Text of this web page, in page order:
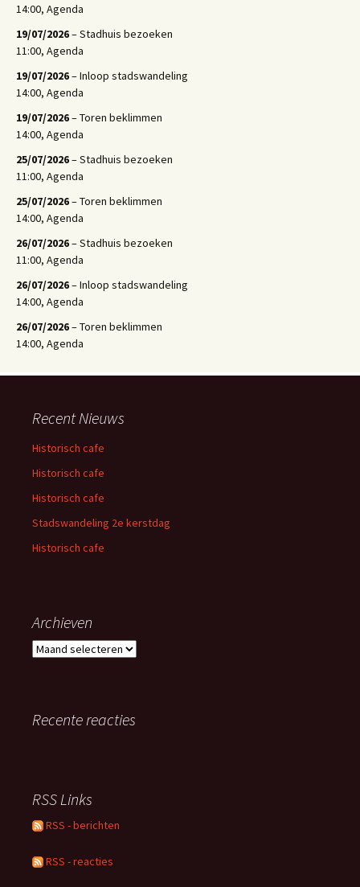
14:00, Agenda
19/07/2026– Stadhuis bezoeken
11:00, Agenda
19/07/2026– Inloop stadswandeling
14:00, Agenda
19/07/2026– Toren beklimmen
14:00, Agenda
25/07/2026– Stadhuis bezoeken
11:00, Agenda
25/07/2026– Toren beklimmen
14:00, Agenda
26/07/2026– Stadhuis bezoeken
11:00, Agenda
26/07/2026– Inloop stadswandeling
14:00, Agenda
26/07/2026– Toren beklimmen
14:00, Agenda
Recent Nieuws
Historisch cafe
Historisch cafe
Historisch cafe
Stadswandeling 2e kerstdag
Historisch cafe
Archieven
A
iRecente reacties
RSS Links
RSS - berichten
RSS - reacties